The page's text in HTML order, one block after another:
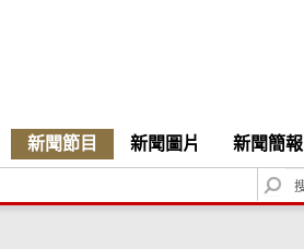
新聞節目 新聞圖片 新聞簡報
S
e